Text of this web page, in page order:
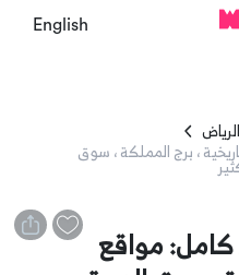
English
، برج المملكة ، سوق
كامل: مواقع